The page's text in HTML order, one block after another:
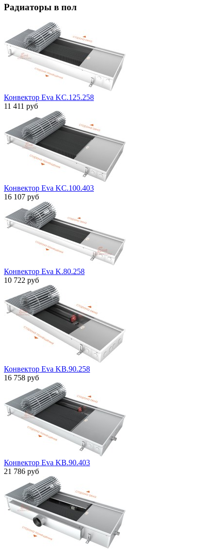
Радиаторы в пол
Конвектор Eva KC.125.258
11 411 руб
Конвектор Eva KC.100.403
16 107 руб
Конвектор Eva K.80.258
10 722 руб
Конвектор Eva KB.90.258
16 758 руб
Конвектор Eva KB.90.403
21 786 руб